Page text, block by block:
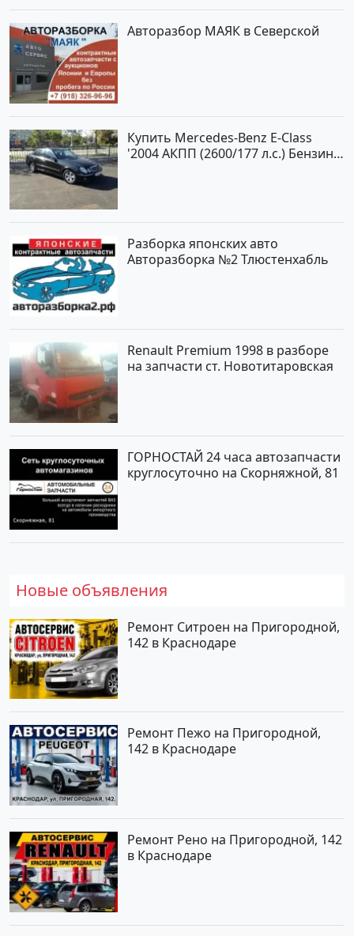
Авторазбор МАЯК в Северской
Купить Mercedes-Benz E-Class
'2004 АКПП (2600/177 л.с.) Бензин
Разборка японских авто
Авторазборка №2 Тлюстенхабль
Renault Premium 1998 в разборе
на запчасти ст. Новотитаровская
ГОРНОСТАЙ 24 часа автозапчасти
круглосуточно на Скорняжной, 81
Новые объявления
Ремонт Ситроен на Пригородной,
142 в Краснодаре
Ремонт Пежо на Пригородной,
142 в Краснодаре
Ремонт Рено на Пригородной, 142
в Краснодаре